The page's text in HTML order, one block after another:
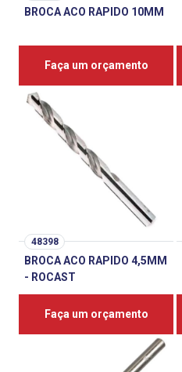
BROCA ACO RAPIDO 10MM
Faça um orçamento
48398
BROCA ACO RAPIDO 4,5MM
- ROCAST
Faça um orçamento